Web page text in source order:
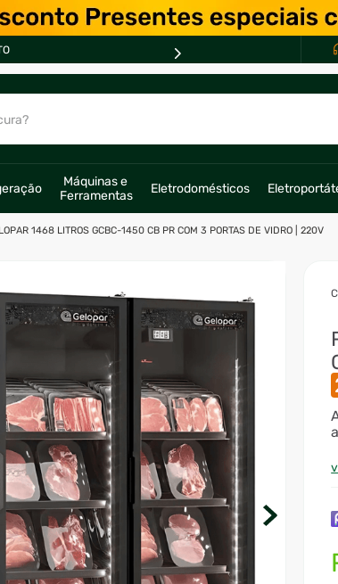
10X *
Máquinas e
Ferramentas
Eletrodomésticos
1468 LITROS GCBC-1450 CB PR COM 3 PORTAS DE VIDRO | 220V